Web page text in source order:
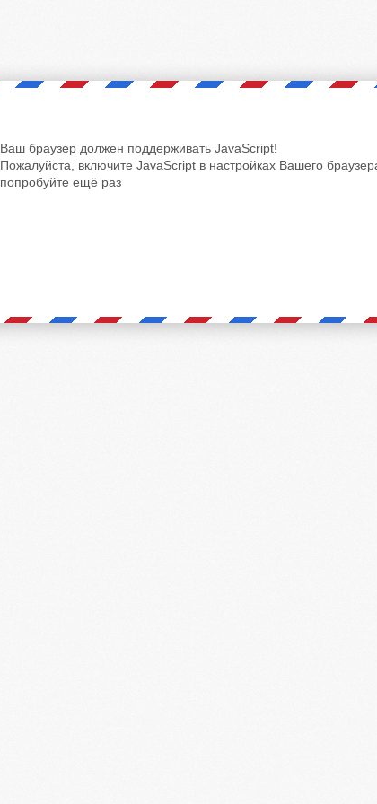
Ваш браузер должен поддерживать JavaScript!
Пожалуйста, включите JavaScript в настройках Вашего
попробуйте ещё раз